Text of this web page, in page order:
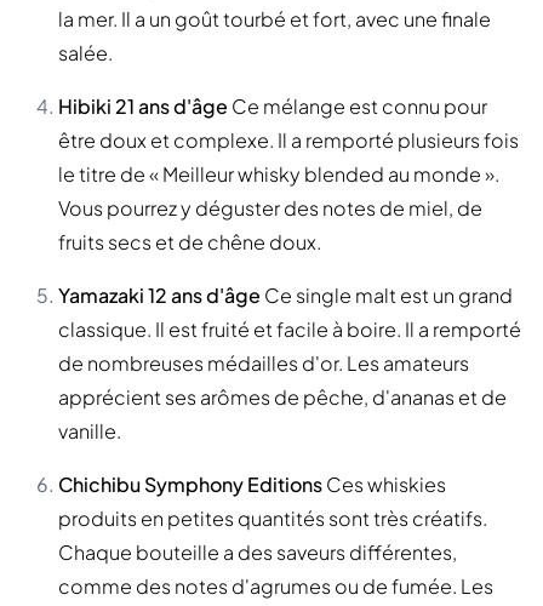
la mer. Il a un goût tourbé et fort, avec une finale
salée.
Hibiki 21 ans d'âge Ce mélange est connu pour
être doux et complexe. Il a remporté plusieurs fois
le titre de « Meilleur whisky blended au monde ».
Vous pourrez y déguster des notes de miel, de
fruits secs et de chêne doux.
Yamazaki 12 ans d'âge Ce single malt est un grand
classique. Il est fruité et facile à boire. Il a remporté
de nombreuses médailles d'or. Les amateurs
apprécient ses arômes de pêche, d'ananas et de
vanille.
Chichibu Symphony EditionsCes whiskies
produits en petites quantités sont très créatifs.
Chaque bouteille a des saveurs différentes,
comme des notes d'agrumes ou de fumée. Les